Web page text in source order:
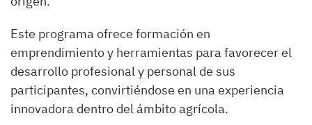
Este programa ofrece formación en
emprendimiento y herramientas para favorecer el
desarrollo profesional y personal de sus
participantes, convirtiéndose en una experiencia
innovadora dentro del ámbito agrícola.